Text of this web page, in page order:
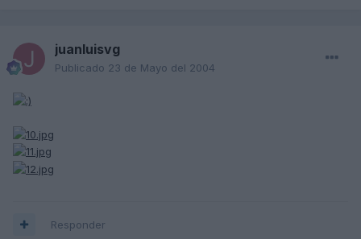
juanluisvg
Publicado 23 de Mayo del 2004
Responder